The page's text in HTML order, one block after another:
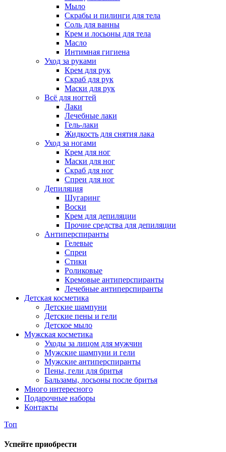
Мыло
Скрабы и пилинги для тела
Соль для ванны
Крем и лосьоны для тела
Масло
Интимная гигиена
Уход за руками
Крем для рук
Скраб для рук
Маски для рук
Всё для ногтей
Лаки
Лечебные лаки
Гель-лаки
Жидкость для снятия лака
Уход за ногами
Крем для ног
Маски для ног
Скраб для ног
Спреи для ног
Депиляция
Шугаринг
Воски
Крем для депиляции
Прочие средства для депиляции
Антиперспиранты
Гелевые
Спреи
Стики
Роликовые
Кремовые антиперспиранты
Лечебные антиперспиранты
Детская косметика
Детские шампуни
Детские пены и гели
Детское мыло
Мужская косметика
Уходы за лицом для мужчин
Мужские шампуни и гели
Мужские антиперспиранты
Пены, гели для бритья
Бальзамы, лосьоны после бритья
Много интересного
Подарочные наборы
Контакты
Топ
Успейте приобрести